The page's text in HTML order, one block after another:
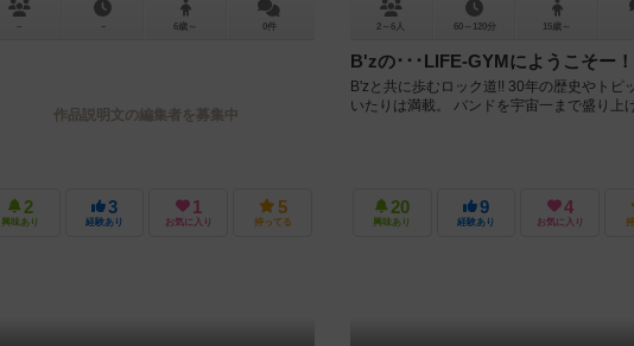
－ － 6歳～ 0件
作品説明文の編集者を募集中
2
興味あり
3
経験あり
1
お気に入り
5
持ってる
2～6人 60～120分 15歳～
B'zの･･･LIFE-GYMにようこそー！
B'zと共に歩むロック道!! 30年の歴史やトピ
いたりは満載。 バンドを宇宙一まで盛り上
20
興味あり
9
経験あり
4
お気に入り